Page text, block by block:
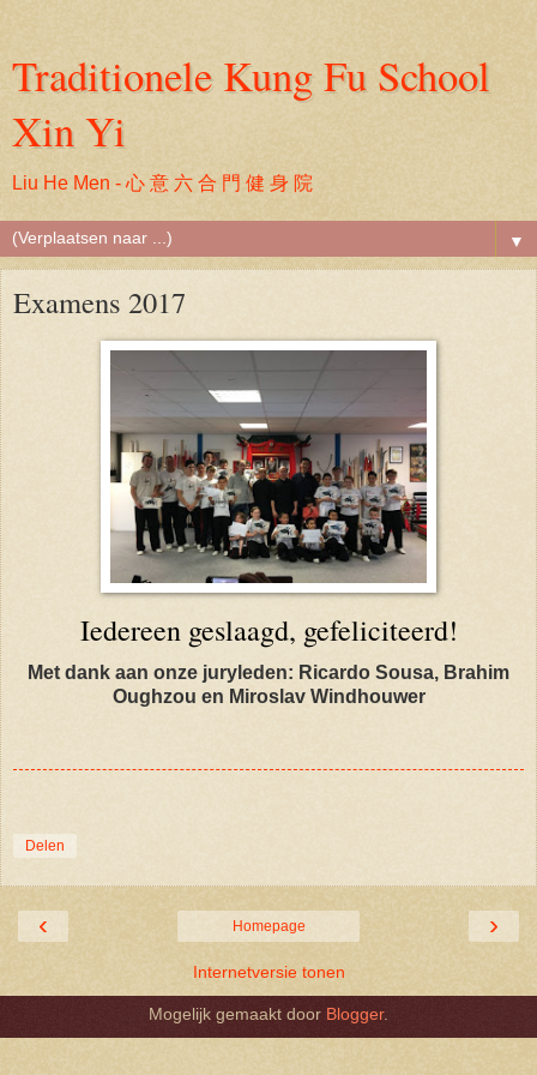
Traditionele Kung Fu School
Xin Yi
Liu He Men - 心 意 六 合 門 健 身 院
▼
Examens 2017
Iedereen geslaagd, gefeliciteerd!
Met dank aan onze juryleden: Ricardo Sousa, Brahim
Oughzou en Miroslav Windhouwer
Delen
‹ ›
Homepage
Internetversie tonen
Mogelijk gemaakt door Blogger.